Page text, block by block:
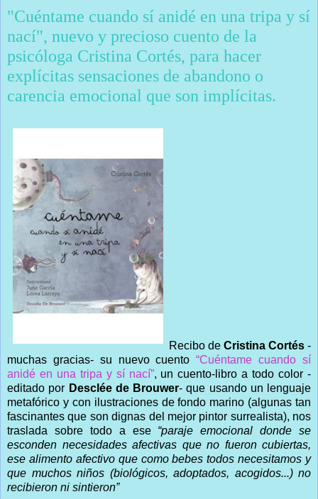
"Cuéntame cuando sí anidé en una tripa y sí
nací", nuevo y precioso cuento de la
psicóloga Cristina Cortés, para hacer
explícitas sensaciones de abandono o
carencia emocional que son implícitas.
Recibo de Cristina Cortés -
muchas gracias- su nuevo cuento“Cuéntame cuando sí
anidé en una tripa y sí nací”, un cuento-libro a todo color -
editado por Desclée de Brouwer- que usando un lenguaje
metafórico y con ilustraciones de fondo marino (algunas tan
fascinantes que son dignas del mejor pintor surrealista), nos
traslada sobre todo a ese “paraje emocional donde se
esconden necesidades afectivas que no fueron cubiertas,
ese alimento afectivo que como bebes todos necesitamos y
que muchos niños (biológicos, adoptados, acogidos...) no
recibieron ni sintieron”